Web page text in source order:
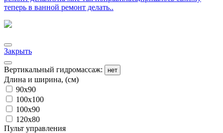
теперь в ванной ремонт делать..
Закрыть
Вертикальный гидромассаж: нет
Длина и ширина, (см)
90x90
100x100
100x90
120x80
Пульт управления